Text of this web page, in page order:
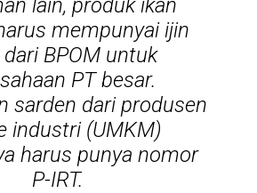
lain, produk ikan
mempunyai ijin
BPOM untuk
PT besar.
sarden dari produsen
industri (UMKM)
harus punya nomor
P-IRT.